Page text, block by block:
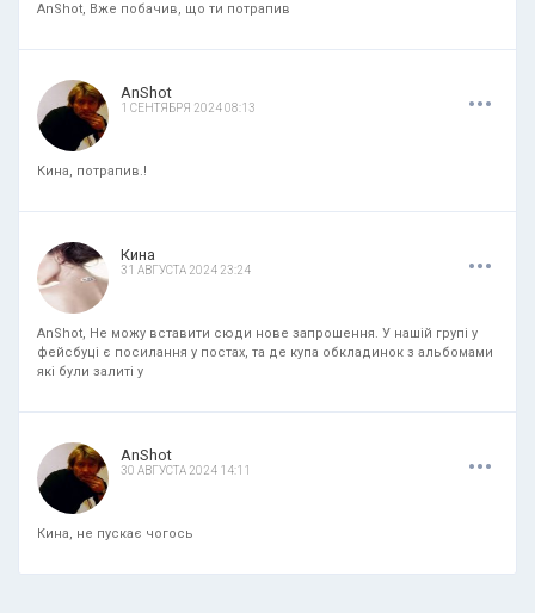
AnShot, Вже побачив, що ти потрапив
AnShot
1 СЕНТЯБРЯ 2024 08:13 ...
Кина, потрапив.!
Кина
31 АВГУСТА 2024 23:24 ...
AnShot, Не можу вставити сюди нове запрошення. У нашій групі у
фейсбуці є посилання у постах, та де купа обкладинок з альбомами
які були залиті у
AnShot
30 АВГУСТА 2024 14:11 ...
Кина, не пускає чогось